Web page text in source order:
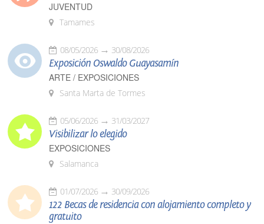
JUVENTUD
Tamames
08/05/2026 30/08/2026
Exposición Oswaldo Guayasamín
ARTE / EXPOSICIONES
Santa Marta de Tormes
05/06/2026 31/03/2027
Visibilizar lo elegido
EXPOSICIONES
Salamanca
01/07/2026 30/09/2026
122 Becas de residencia con alojamiento completo y
gratuito